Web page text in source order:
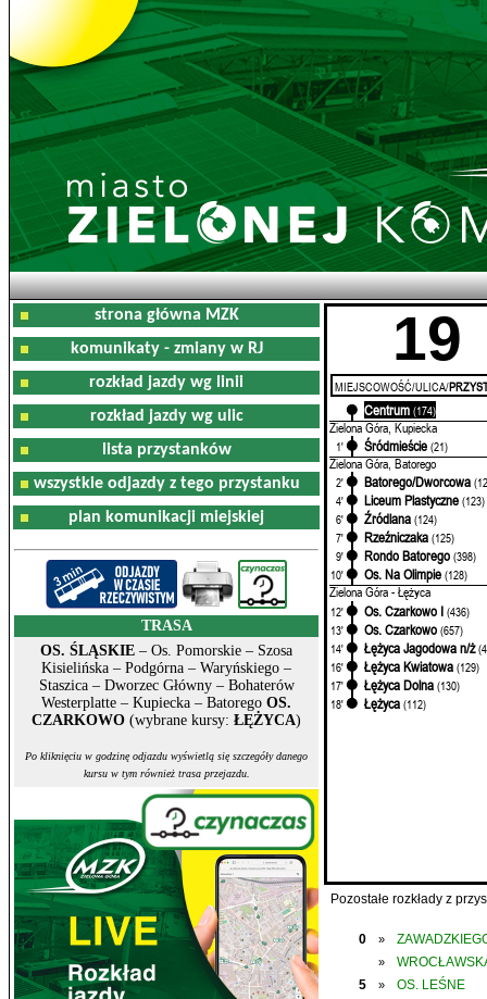
strona główna MZK
komunikaty - zmiany w RJ
rozkład jazdy wg linii
rozkład jazdy wg ulic
lista przystanków
wszystkie odjazdy z tego przystanku
plan komunikacji miejskiej
TRASA
OS. ŚLĄSKIE – Os. Pomorskie – Szosa
Kisielińska – Podgórna – Waryńskiego –
Staszica – Dworzec Główny – Bohaterów
Westerplatte – Kupiecka – Batorego OS.
CZARKOWO (wybrane kursy: ŁĘŻYCA)
Po kliknięciu w godzinę odjazdu wyświetlą się szczegóły danego
kursu w tym również trasa przejazdu.
19
MIEJSCOWOŚĆ/ULICA/
Centrum (174)
Zielona Góra, Kupiecka
1' Śródmieście (21)
Zielona Góra, Batorego
2' Batorego/Dworcowa
4'
Liceum Plastyczne (123)
6'
Źródlana (124)
7'
Rzeźniczaka (125)
9'
Rondo Batorego (398)
10'
Os. Na Olimpie (128)
Zielona Góra - Łężyca
12' Os. Czarkowo I (436)
13'
Os. Czarkowo (657)
14'
Łężyca Jagodowa n/ż
16'
Łężyca Kwiatowa (129)
17'
Łężyca Dolna (130)
18'
Łężyca (112)
Pozostałe rozkłady z
0 »
»
5
» OS. LEŚNE